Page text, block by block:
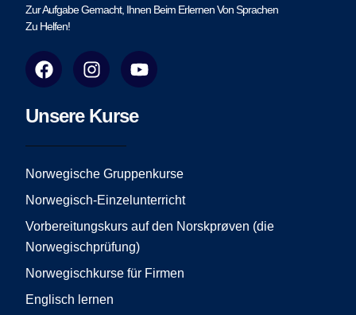
Zur Aufgabe Gemacht, Ihnen Beim Erlernen Von Sprachen
Zu Helfen!
F
a
e
o
o
I
n
t
g
r
m
Y
o
t
e
Unsere Kurse
Norwegische Gruppenkurse
Norwegisch-Einzelunterricht
Vorbereitungskurs auf den Norskprøven (die
Norwegischprüfung)
Norwegischkurse für Firmen
Englisch lernen